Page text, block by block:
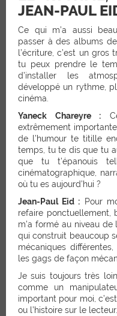
JEAN-PAUL
Ce qui m’a aussi
passer à des albums
l’écriture, c’est un gros
tu peux prendre le
d’installer les
développé un rythme,
cinéma.
Yaneck Chareyre :
extrêmement
de l’humour te titille
temps, tu te dis que tu
que tu t’épanouis
cinématographique,
où tu es aujourd’hui ?
Jean-Paul Eid : Pour
refaire ponctuellement,
m’a formé au niveau de
qui construit beaucoup
mécaniques
les gags de façon
Je suis toujours très
comme un
important pour moi,
ou l’histoire sur le